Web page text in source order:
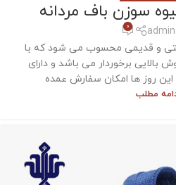
سوزن باف مردانه
0
و قدیمی محسوب می شود که با
بالایی برخوردار می باشد و دارای
روز ها امکان سفارش عمده
مطلب